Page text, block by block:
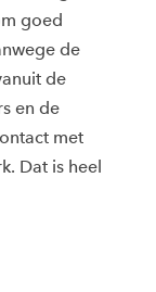
goed
de
de
en de
met
Dat is heel